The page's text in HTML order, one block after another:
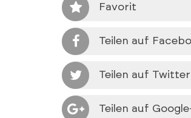
Favorit
Teilen auf
Teilen auf Twitter
Teilen auf